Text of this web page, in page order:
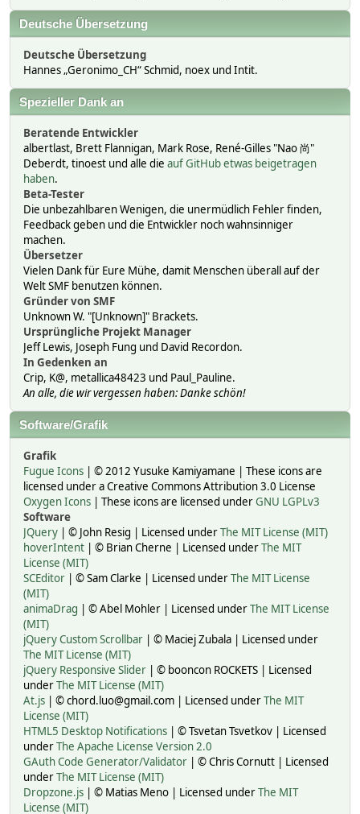
Deutsche Übersetzung
Deutsche Übersetzung
Hannes „Geronimo_CH“ Schmid, noex und Intit.
Spezieller Dank an
Beratende Entwickler
albertlast, Brett Flannigan, Mark Rose, René-Gilles "Nao 尚"
Deberdt, tinoest und alle die auf GitHub etwas beigetragen
haben.
Beta-Tester
Die unbezahlbaren Wenigen, die unermüdlich Fehler finden,
Feedback geben und die Entwickler noch wahnsinniger
machen.
Übersetzer
Vielen Dank für Eure Mühe, damit Menschen überall auf der
Welt SMF benutzen können.
Gründer von SMF
Unknown W. "[Unknown]" Brackets.
Ursprüngliche Projekt Manager
Jeff Lewis, Joseph Fung und David Recordon.
In Gedenken an
Crip, K@, metallica48423 und Paul_Pauline.
An alle, die wir vergessen haben: Danke schön!
Software/Grafik
Grafik
Fugue Icons | © 2012 Yusuke Kamiyamane | These icons are
licensed under a Creative Commons Attribution 3.0 License
Oxygen Icons | These icons are licensed underGNU LGPLv3
Software
JQuery | © John Resig | Licensed underThe MIT License (MIT)
hoverIntent | © Brian Cherne | Licensed underThe MIT
License (MIT)
SCEditor | © Sam Clarke | Licensed underThe MIT License
(MIT)
animaDrag | © Abel Mohler | Licensed underThe MIT License
(MIT)
jQuery Custom Scrollbar | © Maciej Zubala | Licensed under
The MIT License (MIT)
jQuery Responsive Slider | © booncon ROCKETS | Licensed
underThe MIT License (MIT)
At.js | © chord.luo@gmail.com | Licensed underThe MIT
License (MIT)
HTML5 Desktop Notifications | © Tsvetan Tsvetkov | Licensed
underThe Apache License Version 2.0
GAuth Code Generator/Validator | © Chris Cornutt | Licensed
underThe MIT License (MIT)
Dropzone.js | © Matias Meno | Licensed underThe MIT
License (MIT)